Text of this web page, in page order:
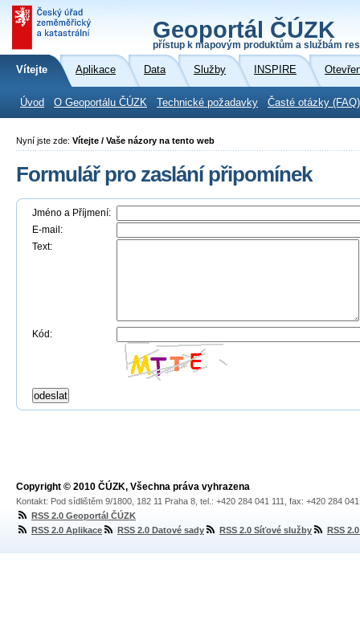
Geoportál ČÚZK
přístup k mapovým produktům a službám
Vítejte Aplikace Data Služby INSPIRE
Úvod O Geoportálu ČÚZK Technické požadavky Časté otázky (FAQ)
Nyní jste zde: Vítejte / Vaše názory na tento web
Formulář pro zaslání připomínek
Jméno a Příjmení:
E-mail:
Text:
Kód:
Copyright © 2010 ČÚZK, Všechna práva vyhrazena
Kontakt: Pod sídlištěm 9/1800, 182 11 Praha 8, tel.: +420 284 041 111, fax: +420 284
RSS 2.0 Geoportál ČÚZK
RSS 2.0 Aplikace
RSS 2.0 Datové sady RSS 2.0 Síťové služby RSS